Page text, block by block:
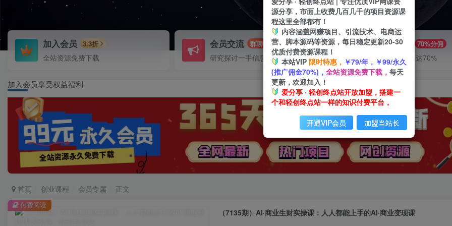
加入会员 3.3折
全站资源免费下载
会员交流 群聊
研究探讨一手信息差
推广赚钱 70%分佣
推广返佣高达70%
加入会员享受权益福利
首页 创业课程 会员专属 正文
（7135期）AI·商业生财实操课：人人都能上手的AI·商业变现课
付费阅读
源分享，市面上收费几百几千的项目资源课
程这里全部都有！
内容涵盖网赚项目、引流技术、电商运
营、脚本源码等资源，每日稳定更新20-30
优质付费资源课程！
本站VIP 限时特惠， ￥79/年，￥99/永久
(推广佣金70%)， 全站资源免费下载， 每天
更新，欢迎加入！
爱分享 · 轻创终点站开放加盟，搭建一
个和轻创终点站一样的知识付费平台，
开通VIP会员 加盟当站长